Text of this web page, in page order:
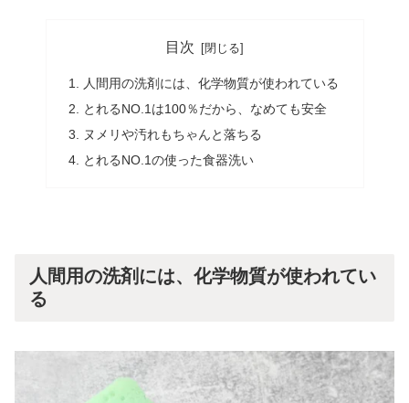
目次
人間用の洗剤には、化学物質が使われている
とれるNO.1は100％だから、なめても安全
ヌメリや汚れもちゃんと落ちる
とれるNO.1の使った食器洗い
人間用の洗剤には、化学物質が使われてい
る